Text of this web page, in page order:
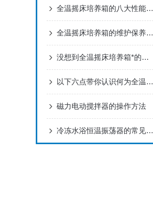
全温摇床培养箱的八大性能特性你都了解了吗？
全温摇床培养箱的维护保养是怎样的？
没想到全温摇床培养箱*的性能特点是这样的！
以下六点带你认识何为全温振荡摇床的特点！
磁力电动搅拌器的操作方法
冷冻水浴恒温振荡器的常见故障怎么轻松解决